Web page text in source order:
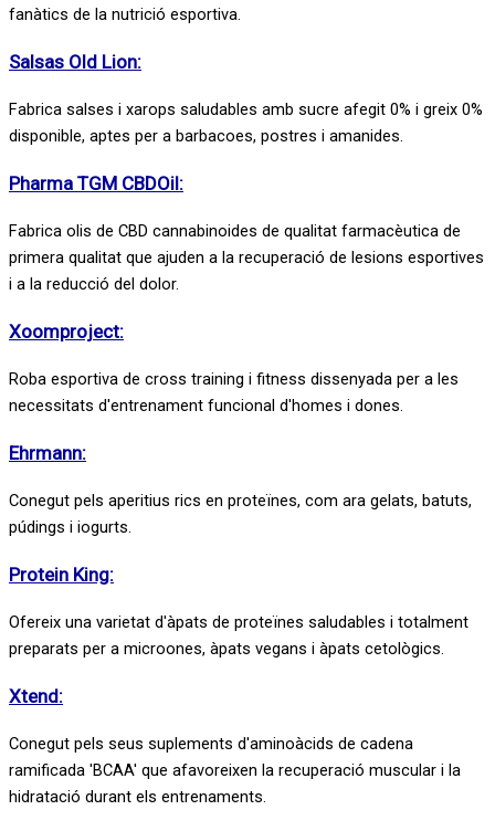
fanàtics de la nutrició esportiva.
Salsas Old Lion:
Fabrica salses i xarops saludables amb sucre afegit 0% i greix 0%
disponible, aptes per a barbacoes, postres i amanides.
Pharma TGM CBDOil:
Fabrica olis de CBD cannabinoides de qualitat farmacèutica de
primera qualitat que ajuden a la recuperació de lesions esportives
i a la reducció del dolor.
Xoomproject:
Roba esportiva de cross training i fitness dissenyada per a les
necessitats d'entrenament funcional d'homes i dones.
Ehrmann:
Conegut pels aperitius rics en proteïnes, com ara gelats, batuts,
púdings i iogurts.
Protein King:
Ofereix una varietat d'àpats de proteïnes saludables i totalment
preparats per a microones, àpats vegans i àpats cetològics.
Xtend:
Conegut pels seus suplements d'aminoàcids de cadena
ramificada 'BCAA' que afavoreixen la recuperació muscular i la
hidratació durant els entrenaments.